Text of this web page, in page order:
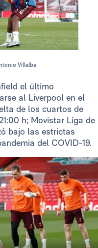
Villalba
el último
al Liverpool en el
de los cuartos de
h; Movistar Liga de
bajo las estrictas
del COVID-19.